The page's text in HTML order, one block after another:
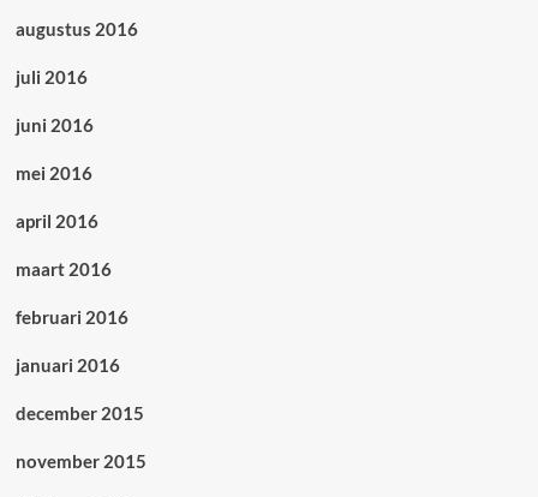
augustus 2016
juli 2016
juni 2016
mei 2016
april 2016
maart 2016
februari 2016
januari 2016
december 2015
november 2015